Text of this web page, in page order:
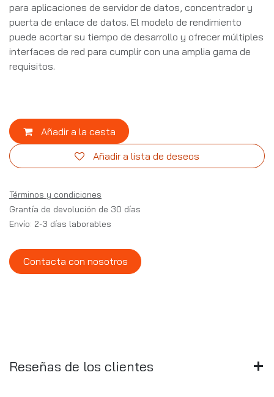
para aplicaciones de servidor de datos, concentrador y
puerta de enlace de datos. El modelo de rendimiento
puede acortar su tiempo de desarrollo y ofrecer múltiples
interfaces de red para cumplir con una amplia gama de
requisitos.
Añadir a la cesta
Añadir a lista de deseos
Términos y condiciones
Grantía de devolución de 30 días
Envío: 2-3 días laborables
Contacta con nosotros
Reseñas de los clientes